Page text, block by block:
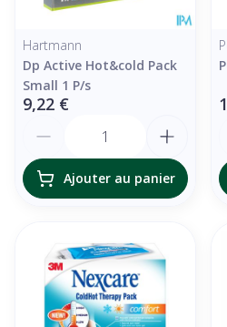
Hartmann
Dp Active Hot&cold Pack
Small 1 P/s
9,22 €
Ajouter au panier